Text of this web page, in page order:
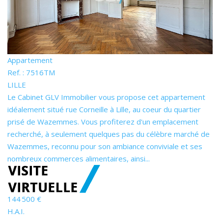
Appartement
Ref. : 7516TM
LILLE
Le Cabinet GLV Immobilier vous propose cet appartement
idéalement situé rue Corneille à Lille, au coeur du quartier
prisé de Wazemmes. Vous profiterez d'un emplacement
recherché, à seulement quelques pas du célèbre marché de
Wazemmes, reconnu pour son ambiance conviviale et ses
nombreux commerces alimentaires, ainsi...
144 500 €
H.A.I.